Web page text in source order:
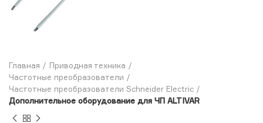
Главная
Приводная техника
Частотные преобразователи
Частотные преобразователи Schneider Electric
Дополнительное оборудование для ЧП ALTIVAR